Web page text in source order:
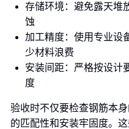
存储环境：避免露天堆
蚀
加工精度：使用专业设
少材料浪费
安装间距：严格按设计
度
验收时不仅要检查钢筋本
的匹配性和安装牢固度。